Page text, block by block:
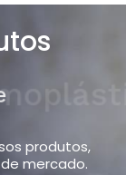
produtos,
mercado.